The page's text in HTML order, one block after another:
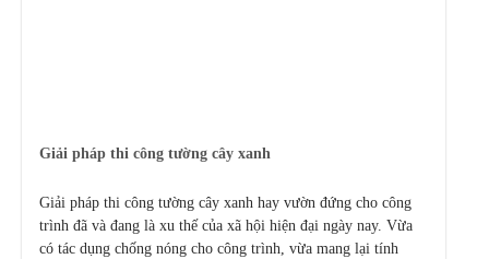
Giải pháp thi công tường cây xanh
Giải pháp thi công tường cây xanh hay vườn đứng cho công
trình đã và đang là xu thế của xã hội hiện đại ngày nay. Vừa
có tác dụng chống nóng cho công trình, vừa mang lại tính